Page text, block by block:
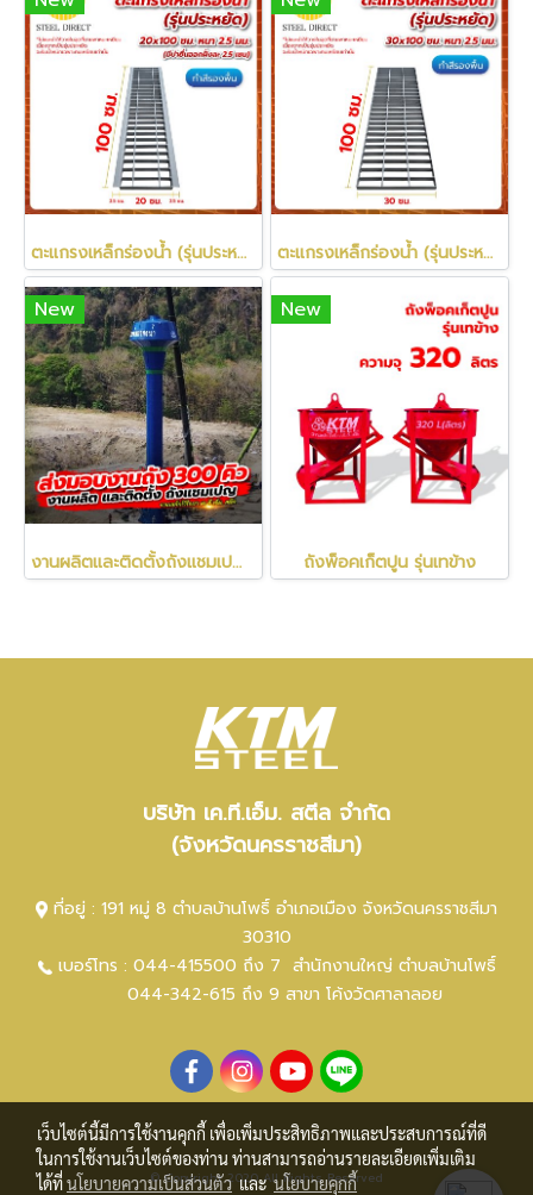
ตะแกรงเหล็กร่องน้ำ (รุ่นประหยัด) ตะแกรงเหล็กร่องน้ำ (รุ่นประหยัด)
New
งานผลิตและติดตั้งถังแชมเปญเก็บน้ำ ขนาด 300 ลบ.ม. สูง 30 ม. เก็บน้ำ 300,000 ลิตร ที่ จ.สระแก้ว
New
ถังพ็อคเก็ตปูน รุ่นเทข้าง
บริษัท เค.ที.เอ็ม. สตีล จำกัด
(จังหวัดนครราชสีมา)
ที่อยู่ : 191 หมู่ 8 ตำบลบ้านโพธิ์ อำเภอเมือง จังหวัดนครราชสีมา
30310
เบอร์โทร : 044-415500 ถึง 7 สำนักงานใหญ่ ตำบลบ้านโพธิ์
044-342-615 ถึง 9 สาขา โค้งวัดศาลาลอย
© Copyright 2020 All Rights Reserved
เว็บไซต์นี้มีการใช้งานคุกกี้ เพื่อเพิ่มประสิทธิภาพและประสบการณ์ที่ดี
ในการใช้งานเว็บไซต์ของท่าน ท่านสามารถอ่านรายละเอียดเพิ่มเติม
ได้ที่นโยบายความเป็นส่วนตัวและนโยบายคุกกี้